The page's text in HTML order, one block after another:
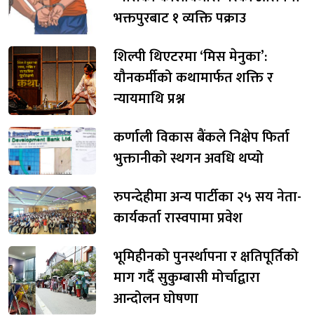
भक्तपुरबाट १ व्यक्ति पक्राउ
शिल्पी थिएटरमा ‘मिस मेनुका’:
यौनकर्मीको कथामार्फत शक्ति र
न्यायमाथि प्रश्न
कर्णाली विकास बैंकले निक्षेप फिर्ता
भुक्तानीको स्थगन अवधि थप्यो
रुपन्देहीमा अन्य पार्टीका २५ सय नेता-
कार्यकर्ता रास्वपामा प्रवेश
भूमिहीनको पुनर्स्थापना र क्षतिपूर्तिको
माग गर्दै सुकुम्बासी मोर्चाद्वारा
आन्दोलन घोषणा